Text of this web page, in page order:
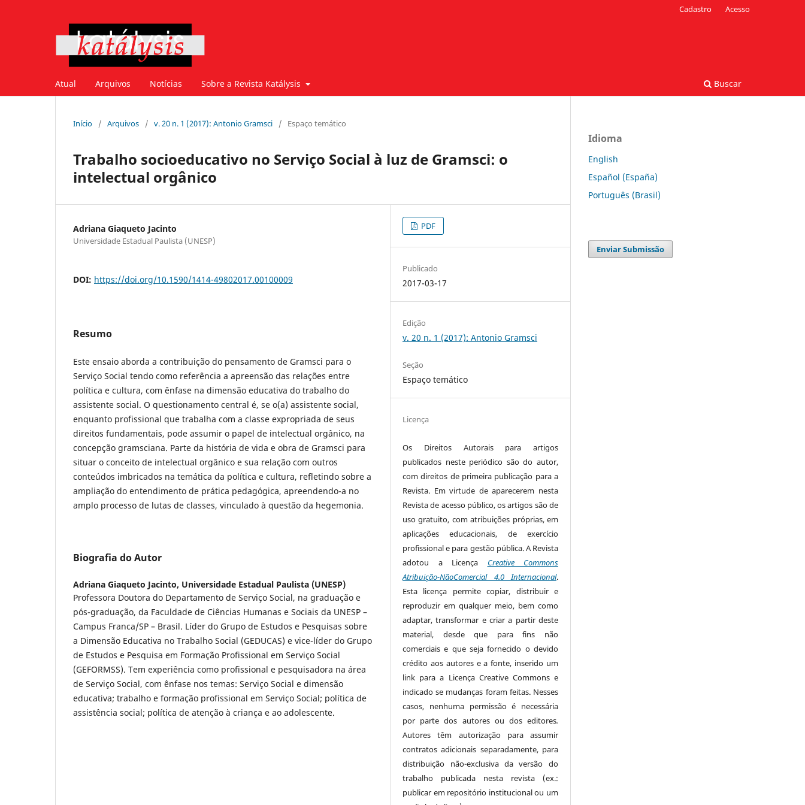
Atual Arquivos Notícias Sobre a Revista Katálysis Buscar
Cadastro Acesso
Início / Arquivos / v. 20 n. 1 (2017): Antonio Gramsci / Espaço temático
Trabalho socioeducativo no Serviço Social à luz de Gramsci: o
intelectual orgânico
Adriana Giaqueto Jacinto
Universidade Estadual Paulista (UNESP)
DOI: https://doi.org/10.1590/1414-49802017.00100009
Resumo
Este ensaio aborda a contribuição do pensamento de Gramsci para o
Serviço Social tendo como referência a apreensão das relações entre
política e cultura, com ênfase na dimensão educativa do trabalho do
assistente social. O questionamento central é, se o(a) assistente social,
enquanto profissional que trabalha com a classe expropriada de seus
direitos fundamentais, pode assumir o papel de intelectual orgânico, na
concepção gramsciana. Parte da história de vida e obra de Gramsci para
situar o conceito de intelectual orgânico e sua relação com outros
conteúdos imbricados na temática da política e cultura, refletindo sobre a
ampliação do entendimento de prática pedagógica, apreendendo-a no
amplo processo de lutas de classes, vinculado à questão da hegemonia.
Biografia do Autor
Adriana Giaqueto Jacinto, Universidade Estadual Paulista (UNESP)
Professora Doutora do Departamento de Serviço Social, na graduação e
pós-graduação, da Faculdade de Ciências Humanas e Sociais da UNESP –
Campus Franca/SP – Brasil. Líder do Grupo de Estudos e Pesquisas sobre
a Dimensão Educativa no Trabalho Social (GEDUCAS) e vice-líder do Grupo
de Estudos e Pesquisa em Formação Profissional em Serviço Social
(GEFORMSS). Tem experiência como profissional e pesquisadora na área
de Serviço Social, com ênfase nos temas: Serviço Social e dimensão
educativa; trabalho e formação profissional em Serviço Social; política de
assistência social; política de atenção à criança e ao adolescente.
PDF
Publicado
2017-03-17
Edição
v. 20 n. 1 (2017): Antonio Gramsci
Seção
Espaço temático
Licença
Os Direitos Autorais para artigos
publicados neste periódico são do autor,
com direitos de primeira publicação para a
Revista. Em virtude de aparecerem nesta
Revista de acesso público, os artigos são de
uso gratuito, com atribuições próprias, em
aplicações educacionais, de exercício
profissional e para gestão pública. A Revista
adotou a Licença Creative Commons
Atribuição-NãoComercial 4.0 Internacional.
Esta licença permite copiar, distribuir e
reproduzir em qualquer meio, bem como
adaptar, transformar e criar a partir deste
material, desde que para fins não
comerciais e que seja fornecido o devido
crédito aos autores e a fonte, inserido um
link para a Licença Creative Commons e
indicado se mudanças foram feitas. Nesses
casos, nenhuma permissão é necessária
por parte dos autores ou dos editores.
Autores têm autorização para assumir
contratos adicionais separadamente, para
distribuição não-exclusiva da versão do
trabalho publicada nesta revista (ex.:
publicar em repositório institucional ou um
Idioma
English
Español (España)
Português (Brasil)
Enviar Submissão